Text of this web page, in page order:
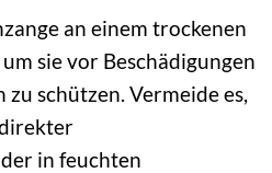
an einem trockenen
sie vor Beschädigungen
schützen. Vermeide es,
in feuchten